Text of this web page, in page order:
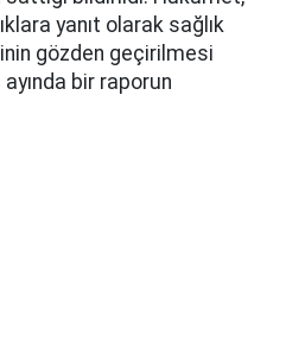
yanıt olarak sağlık
gözden geçirilmesi
bir raporun